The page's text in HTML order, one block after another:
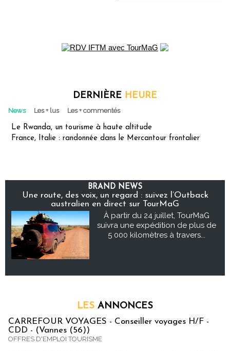
DERNIÈRE HEURE
News Les + lus Les + commentés
Le Rwanda, un tourisme à haute altitude
France, Italie : randonnée dans le Mercantour frontalier
BRAND NEWS
Une route, des voix, un regard : suivez l’Outback
australien en direct sur TourMaG
À partir du 24 juillet, TourMaG
suivra une expédition de plus de
5 000 kilomètres à travers...
LES ANNONCES
CARREFOUR VOYAGES - Conseiller voyages H/F -
CDD - (Vannes (56))
OFFRES D'EMPLOI TOURISME